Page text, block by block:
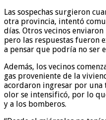
Las sospechas surgieron
otra provincia, intentó
días. Otros vecinos
pero las respuestas fueron
a pensar que podría no ser
Además, los vecinos
gas proveniente de la
acordaron ingresar por una
olor se intensificó, por lo
y a los bomberos.